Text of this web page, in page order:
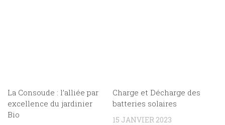
La Consoude : l’alliée par
excellence du jardinier
Bio
Charge et Décharge des
batteries solaires
15 JANVIER 2023